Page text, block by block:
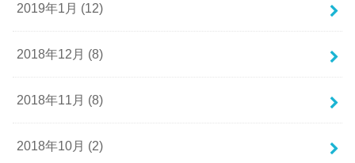
2019年1月 (12)
2018年12月 (8)
2018年11月 (8)
2018年10月 (2)